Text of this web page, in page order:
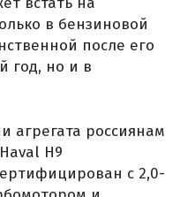
в бензиновой
после его
год, но и в
агрегата россиянам
H9
с 2,0-